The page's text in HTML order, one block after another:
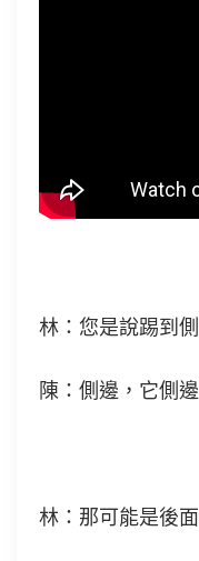
林：您是說踢到
陳：側邊，它側
林：那可能是後